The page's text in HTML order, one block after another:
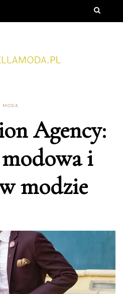
MODA
Agency:
i
modzie